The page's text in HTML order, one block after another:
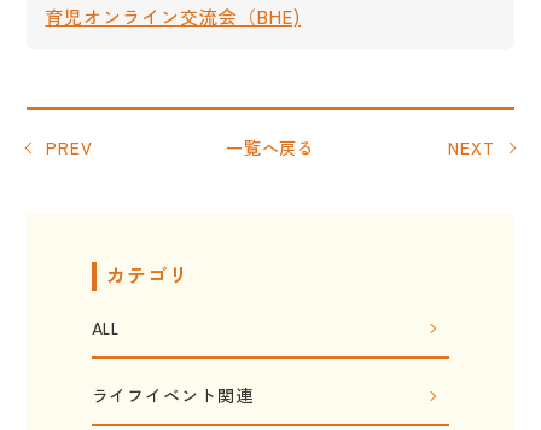
育児オンライン交流会（BHE)
PREV 一覧へ戻る NEXT
カテゴリ
ALL
ライフイベント関連